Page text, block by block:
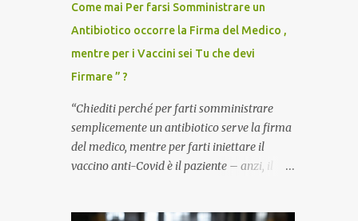
Come mai Per farsi Somministrare un
Antibiotico occorre la Firma del Medico ,
mentre per i Vaccini sei Tu che devi
Firmare ” ?
“Chiediti perché per farti somministrare
semplicemente un antibiotico serve la firma
del medico, mentre per farti iniettare il
vaccino anti-Covid è il paziente – anzi, il